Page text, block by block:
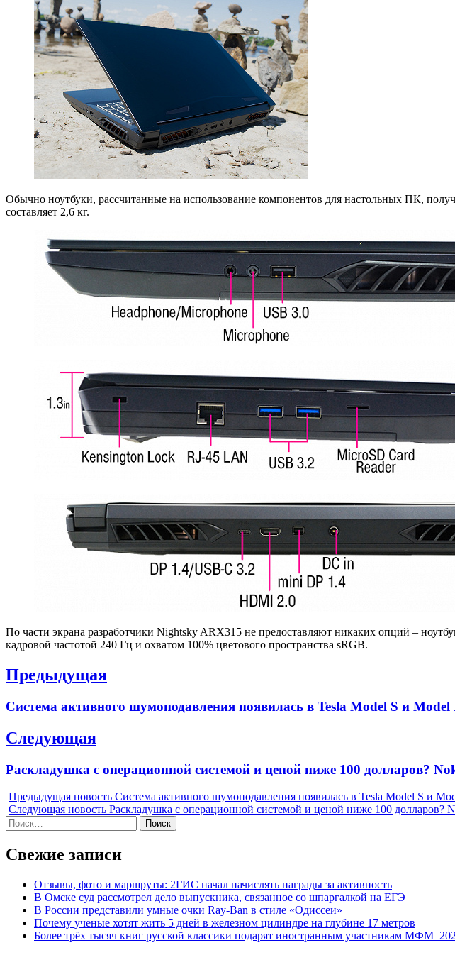
Обычно ноутбуки, рассчитанные на использование компонентов для настольных ПК,
составляет 2,6 кг.
По части экрана разработчики Nightsky ARX315 не предоставляют никаких опций –
кадровой частотой 240 Гц и охватом 100% цветового пространства sRGB.
Навигация
записям
Предыдущая
Previous
Система активного шумоподавления появилась в Tesla Model S и Model
Следующая
Next
Раскладушка с операционной системой и ценой ниже 100 долларов?
Предыдущая новость Система активного шумоподавления появилась в Tesla Model S и
Следующая новость Раскладушка с операционной системой и ценой ниже 100
Найти:
Свежие записи
Отзывы, фото и маршруты: 2ГИС начал начислять награды за активность
В Омске суд рассмотрел дело выпускника, связанное со шпаргалкой на ЕГЭ
В России представили умные очки Ray-Ban в стиле «Одиссеи»
Почему ученые хотят жить 5 дней в железном цилиндре на глубине 17 метров
Более трёх тысяч книг русской классики подарят иностранным участникам